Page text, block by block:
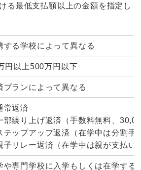
る最低支払額以上の金額を指定し
する学校によって異なる
円以上500万円以下
プランによって異なる
常返済
部繰り上げ返済（手数料無料、
テップアップ返済（在学中は分割手
子リレー返済（在学中は親が支払
や専門学校に入学もしくは在学す